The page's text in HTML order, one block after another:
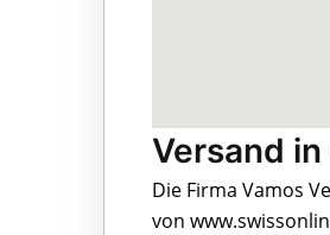
Versand in
Die Firma Vamos
von